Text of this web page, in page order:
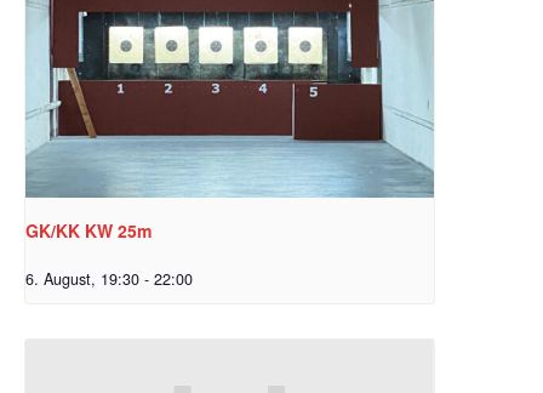
GK/KK KW 25m
6. August, 19:30 - 22:00